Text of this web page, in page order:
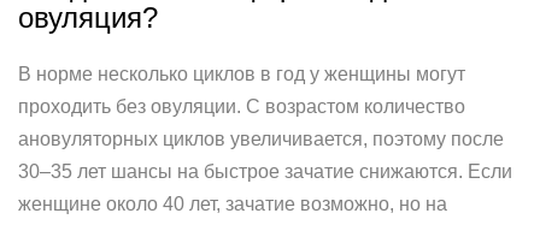
овуляция?
В норме несколько циклов в год у женщины могут
проходить без овуляции. С возрастом количество
ановуляторных циклов увеличивается, поэтому после
30–35 лет шансы на быстрое зачатие снижаются. Если
женщине около 40 лет, зачатие возможно, но на